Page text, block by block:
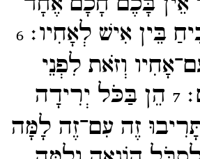
בֵּין אִישׁ לְאָחִיו׃6
וְזֹאת לִפְנֵי
7 הֵן בַּכֹּל יְרִידָה
זֶה עִם־​זֶה לָמָּה